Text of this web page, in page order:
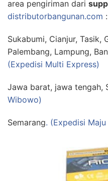
area pengiriman dari
distributorbangunan.com :
Sukabumi, Cianjur, Tasik,
Palembang, Lampung,
(Expedisi Multi Express)
Jawa barat, jawa tengah,
Wibowo)
Semarang. (Expedisi